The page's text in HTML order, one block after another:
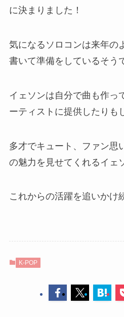
に決まりました！
気になるソロコンは来年の
書いて準備をしているそう
イェソンは自分で曲も作っ
ーティストに提供したりも
多才でキュート、ファン思
の魅力を見せてくれるイェ
これからの活躍を追いかけ
K-POP